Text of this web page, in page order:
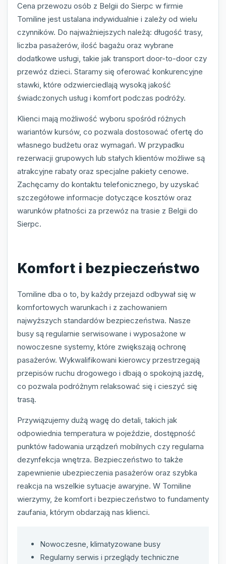
Cena przewozu osób z Belgii do Sierpc w firmie
Tomiline jest ustalana indywidualnie i zależy od wielu
czynników. Do najważniejszych należą: długość trasy,
liczba pasażerów, ilość bagażu oraz wybrane
dodatkowe usługi, takie jak transport door-to-door czy
przewóz dzieci. Staramy się oferować konkurencyjne
stawki, które odzwierciedlają wysoką jakość
świadczonych usług i komfort podczas podróży.
Klienci mają możliwość wyboru spośród różnych
wariantów kursów, co pozwala dostosować ofertę do
własnego budżetu oraz wymagań. W przypadku
rezerwacji grupowych lub stałych klientów możliwe są
atrakcyjne rabaty oraz specjalne pakiety cenowe.
Zachęcamy do kontaktu telefonicznego, by uzyskać
szczegółowe informacje dotyczące kosztów oraz
warunków płatności za przewóz na trasie z Belgii do
Sierpc.
Komfort i bezpieczeństwo
Tomiline dba o to, by każdy przejazd odbywał się w
komfortowych warunkach i z zachowaniem
najwyższych standardów bezpieczeństwa. Nasze
busy są regularnie serwisowane i wyposażone w
nowoczesne systemy, które zwiększają ochronę
pasażerów. Wykwalifikowani kierowcy przestrzegają
przepisów ruchu drogowego i dbają o spokojną jazdę,
co pozwala podróżnym relaksować się i cieszyć się
trasą.
Przywiązujemy dużą wagę do detali, takich jak
odpowiednia temperatura w pojeździe, dostępność
punktów ładowania urządzeń mobilnych czy regularna
dezynfekcja wnętrza. Bezpieczeństwo to także
zapewnienie ubezpieczenia pasażerów oraz szybka
reakcja na wszelkie sytuacje awaryjne. W Tomiline
wierzymy, że komfort i bezpieczeństwo to fundamenty
zaufania, którym obdarzają nas klienci.
Nowoczesne, klimatyzowane busy
Regularny serwis i przeglądy techniczne